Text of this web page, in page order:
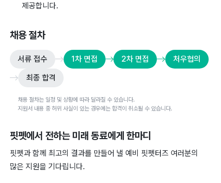
제공합니다.
채용 절차
서류 접수 1차 면접 2차 면접
처우협의
최종 합격
채용 절차는 일정 및 상황에 따라 달라질 수 있습니다.
지원서 내용 중 허위 사실이 있는 경우에는 합격이 취소될 수 있습니다.
핏펫에서 전하는 미래 동료에게 한마디
핏펫과 함께 최고의 결과를 만들어 낼 예비 핏펫터즈 여러분의
많은 지원을 기다립니다.